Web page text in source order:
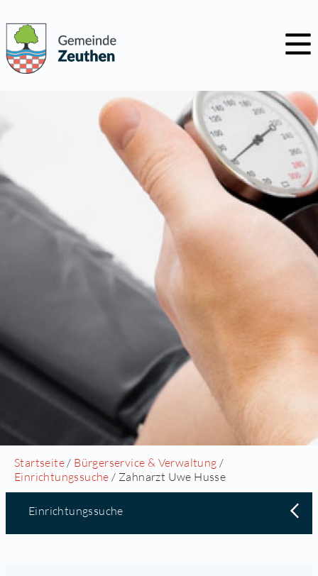
Startseite / Bürgerservice & Verwaltung /
Einrichtungssuche / Zahnarzt Uwe Husse
Einrichtungssuche